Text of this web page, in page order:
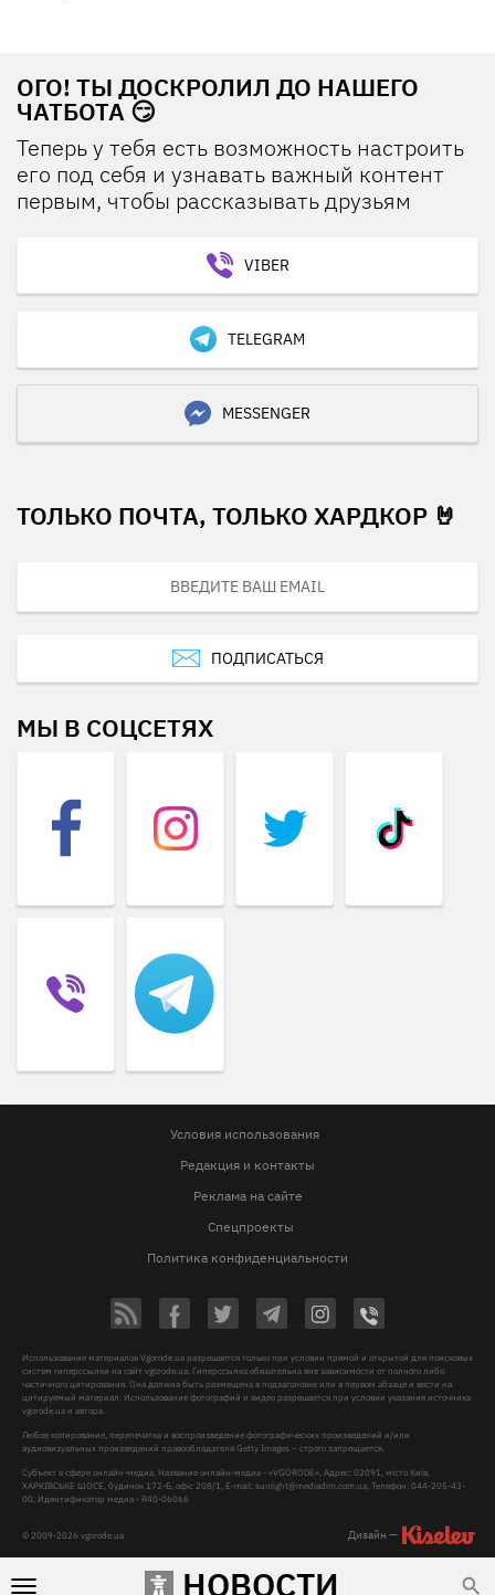
НОВОСТИ
ОГО! ТЫ ДОСКРОЛИЛ ДО НАШЕГО
ЧАТБОТА 😏
Теперь у тебя есть возможность настроить
его под себя и узнавать важный контент
первым, чтобы рассказывать друзьям
VIBER
TELEGRAM
MESSENGER
ТОЛЬКО ПОЧТА, ТОЛЬКО ХАРДКОР 🤘
ПОДПИСАТЬСЯ
МЫ В СОЦСЕТЯХ
Условия использования
Редакция и контакты
Реклама на сайте
Спецпроекты
Политика конфиденциальности
© 2009-2026 vgorode.ua
Использование материалов Vgorode.ua разрешается только при условии прямой и открытой для поисковых
систем гиперссылки на сайт vgorode.ua. Гиперссылка обязательна вне зависимости от полного либо
частичного цитирования. Она должна быть размещена в подзаголовке или в первом абзаце и вести на
цитируемый материал. Использование фотографий и видео разрешается при условии указания источника
vgorode.ua и автора.
Любое копирование, перепечатка и воспроизведение фотографических произведений и/или
аудиовизуальных произведений правообладателя Getty Images – строго запрещается.
Субъект в сфере онлайн-медиа, Название онлайн-медиа - «VGORODE», Адрес: 02091, місто Київ,
ХАРКІВСЬКЕ ШОСЕ, будинок 172-Б, офіс 208/1, E-mail:sunlight@mediadim.com.ua , Телефон: 044-205-43-
00, Идентификатор медиа - R40-06066
Дизайн —